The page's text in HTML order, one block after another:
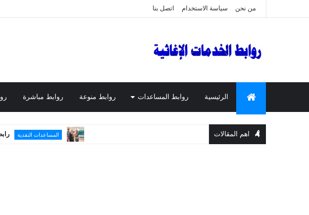
من نحن سياسة الاستخدام اتصل بنا
الرئيسية روابط المساعدات روابط منوعة روابط مباشرة
اهم المقالات المساعدات النقدية رابط التسجيل في